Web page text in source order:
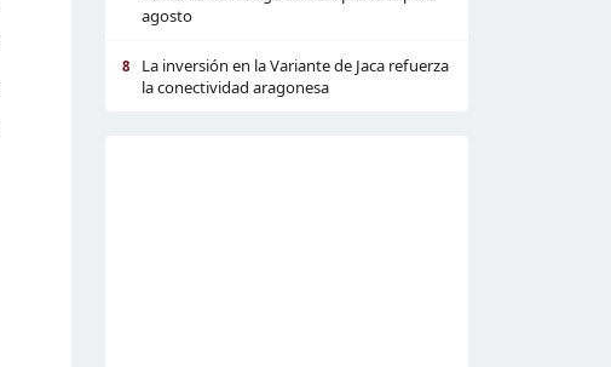
agosto
8
La inversión en la Variante de Jaca refuerza
la conectividad aragonesa